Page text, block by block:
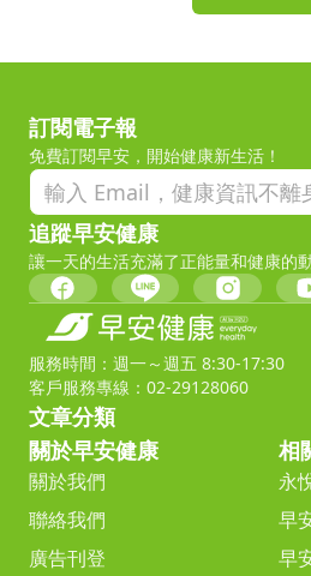
訂閱電子報
免費訂閱早安，開始健康新生活！
追蹤早安健康
讓一天的生活充滿了正能量和健康的
服務時間：週一～週五 8:30-17:30
客戶服務專線：02-29128060
文章分類
關於早安健康
關於我們
聯絡我們
廣告刊登
相
永
早
早